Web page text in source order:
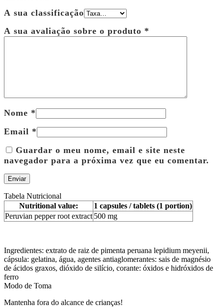
A sua classificação
A sua avaliação sobre o produto *
Nome *
Email *
Guardar o meu nome, email e site neste
navegador para a próxima vez que eu comentar.
Tabela Nutricional
Nutritional value:
1 capsules / tablets (1 portion)
Peruvian pepper root extract 500 mg
Ingredientes: extrato de raiz de pimenta peruana lepidium meyenii,
cápsula: gelatina, água, agentes antiaglomerantes: sais de magnésio
de ácidos graxos, dióxido de silício, corante: óxidos e hidróxidos de
ferro
Modo de Toma
Mantenha fora do alcance de crianças!